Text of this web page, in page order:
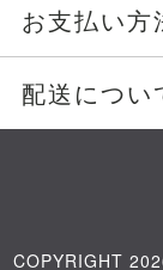
お支払い方
配送につい
COPYRIGHT